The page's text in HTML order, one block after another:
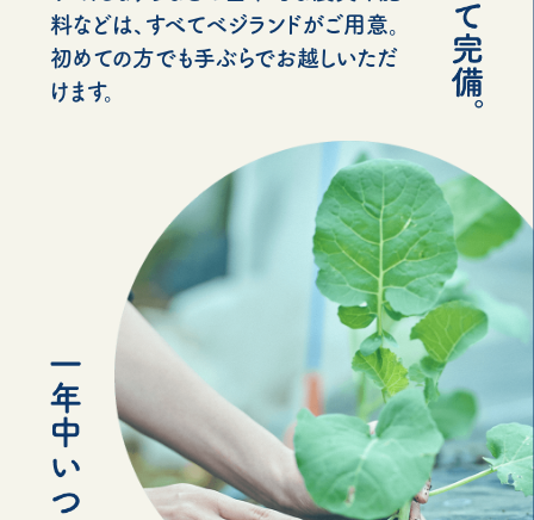
料などは、すべてベジランドがご用意。
初めての方でも手ぶらでお越しいただ
けます。